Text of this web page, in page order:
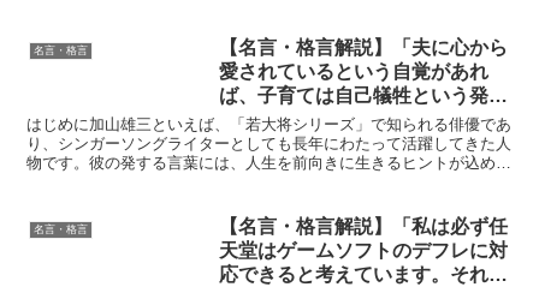
名言・格言
【名言・格言解説】「夫に心から
愛されているという自覚があれ
ば、子育ては自己犠牲という発想
は出てこないはずです。」by 加
山雄三の深い意味と得られる教訓
はじめに加山雄三といえば、「若大将シリーズ」で知られる俳優であ
り、シンガーソングライターとしても長年にわたって活躍してきた人
物です。彼の発する言葉には、人生を前向きに生きるヒントが込めら
名言・格言
【名言・格言解説】「私は必ず任
天堂はゲームソフトのデフレに対
応できると考えています。それに